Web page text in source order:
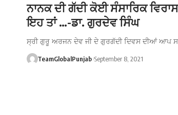
ਨਾਨਕ ਦੀ ਗੱਦੀ ਕੋਈ ਸੰਸਾਰਿਕ
ਇਹ ਤਾਂ …-ਡਾ. ਗੁਰਦੇਵ ਸਿੰਘ
ਸ੍ਰੀ ਗੁਰੂ ਅਰਜਨ ਦੇਵ ਜੀ ਦੇ ਗੁਰਗੱਦੀ ਦਿਵਸ ਦੀਆਂ ਆਪ
TeamGlobalPunjab September 8, 2021